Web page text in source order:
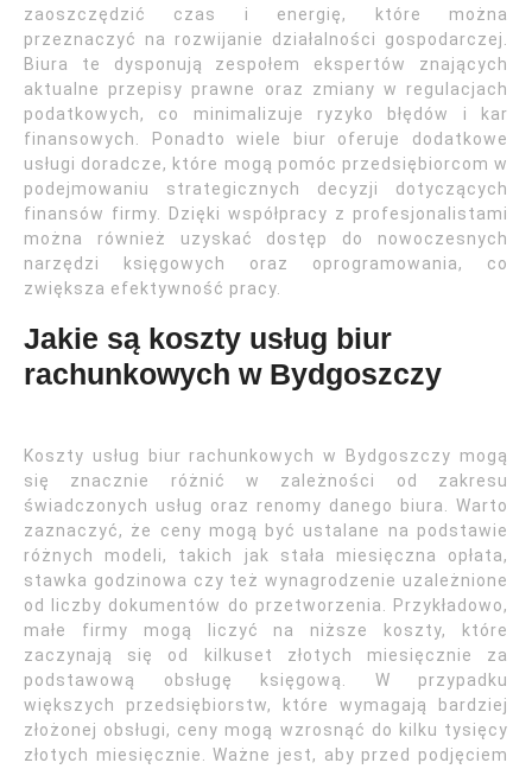
zaoszczędzić czas i energię, które można
przeznaczyć na rozwijanie działalności gospodarczej.
Biura te dysponują zespołem ekspertów znających
aktualne przepisy prawne oraz zmiany w regulacjach
podatkowych, co minimalizuje ryzyko błędów i kar
finansowych. Ponadto wiele biur oferuje dodatkowe
usługi doradcze, które mogą pomóc przedsiębiorcom w
podejmowaniu strategicznych decyzji dotyczących
finansów firmy. Dzięki współpracy z profesjonalistami
można również uzyskać dostęp do nowoczesnych
narzędzi księgowych oraz oprogramowania, co
zwiększa efektywność pracy.
Jakie są koszty usług biur
rachunkowych w Bydgoszczy
Koszty usług biur rachunkowych w Bydgoszczy mogą
się znacznie różnić w zależności od zakresu
świadczonych usług oraz renomy danego biura. Warto
zaznaczyć, że ceny mogą być ustalane na podstawie
różnych modeli, takich jak stała miesięczna opłata,
stawka godzinowa czy też wynagrodzenie uzależnione
od liczby dokumentów do przetworzenia. Przykładowo,
małe firmy mogą liczyć na niższe koszty, które
zaczynają się od kilkuset złotych miesięcznie za
podstawową obsługę księgową. W przypadku
większych przedsiębiorstw, które wymagają bardziej
złożonej obsługi, ceny mogą wzrosnąć do kilku tysięcy
złotych miesięcznie. Ważne jest, aby przed podjęciem